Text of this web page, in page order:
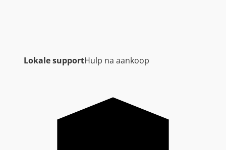
Lokale supportHulp na aankoop